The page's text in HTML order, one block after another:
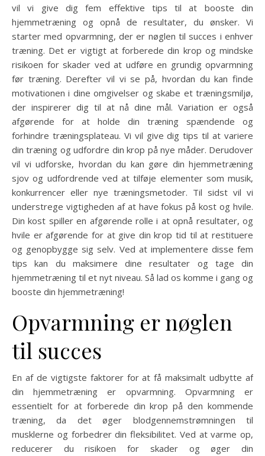
vil vi give dig fem effektive tips til at booste din
hjemmetræning og opnå de resultater, du ønsker. Vi
starter med opvarmning, der er nøglen til succes i enhver
træning. Det er vigtigt at forberede din krop og mindske
risikoen for skader ved at udføre en grundig opvarmning
før træning. Derefter vil vi se på, hvordan du kan finde
motivationen i dine omgivelser og skabe et træningsmiljø,
der inspirerer dig til at nå dine mål. Variation er også
afgørende for at holde din træning spændende og
forhindre træningsplateau. Vi vil give dig tips til at variere
din træning og udfordre din krop på nye måder. Derudover
vil vi udforske, hvordan du kan gøre din hjemmetræning
sjov og udfordrende ved at tilføje elementer som musik,
konkurrencer eller nye træningsmetoder. Til sidst vil vi
understrege vigtigheden af at have fokus på kost og hvile.
Din kost spiller en afgørende rolle i at opnå resultater, og
hvile er afgørende for at give din krop tid til at restituere
og genopbygge sig selv. Ved at implementere disse fem
tips kan du maksimere dine resultater og tage din
hjemmetræning til et nyt niveau. Så lad os komme i gang og
booste din hjemmetræning!
Opvarmning er nøglen
til succes
En af de vigtigste faktorer for at få maksimalt udbytte af
din hjemmetræning er opvarmning. Opvarmning er
essentielt for at forberede din krop på den kommende
træning, da det øger blodgennemstrømningen til
musklerne og forbedrer din fleksibilitet. Ved at varme op,
reducerer du risikoen for skader og øger din